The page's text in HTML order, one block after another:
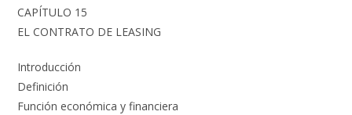
CAPÍTULO 15
EL CONTRATO DE LEASING
Introducción
Definición
Función económica y financiera